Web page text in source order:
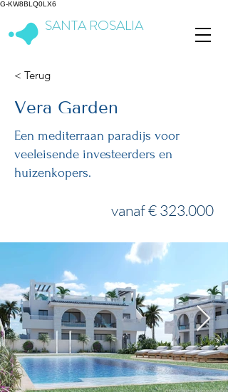
G-KW8BLQ0LX6
SANTA ROSALIA
< Terug
Vera Garden
Een mediterraan paradijs voor
veeleisende investeerders en
huizenkopers.
vanaf € 323.000